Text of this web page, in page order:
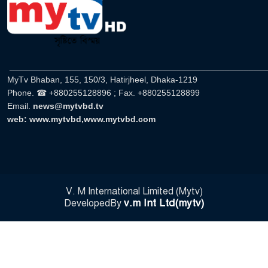
সারজিস-পাটোয়ারীসহ ১০ জনের
গুলশান থেকে সাবেক মন্ত্রী লতিফ
সিদ্দিকী গ্রেফতার
সংবিধান অনুযায়ী যথাসময়ে রাষ্ট্রপতি
MyTv Bhaban, 155, 150/3, Hatirjheel, Dhaka-1219
Phone. ☎ +880255128896 ; Fax. +880255128899
Email. news@mytvbd.tv
web: www.mytvbd,www.mytvbd.com
V. M International Limited (Mytv)
DevelopedBy v.m Int Ltd(mytv)